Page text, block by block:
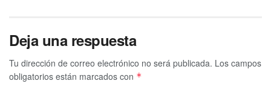
Deja una respuesta
Tu dirección de correo electrónico no será publicada. Los campos
obligatorios están marcados con *